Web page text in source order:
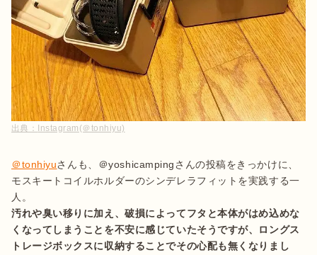
出典： Instagram(＠tonhiyu)
＠tonhiyuさんも、＠yoshicampingさんの投稿をきっかけに、
モスキートコイルホルダーのシンデレラフィットを実践する一
汚れや臭い移りに加え、破損によってフタと本体がはめ込めな
くなってしまうことを不安に感じていたそうですが、ロングス
トレージボックスに収納することでその心配も無くなりまし